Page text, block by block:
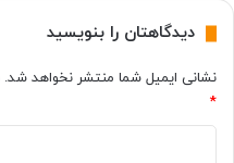
دیدگاهتان را بنویسید
نشانی ایمیل شما منتشر نخواهد شد.
*